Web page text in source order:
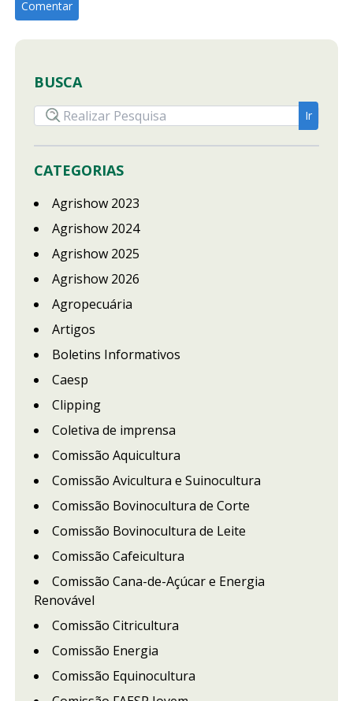
BUSCA
CATEGORIAS
Agrishow 2023
Agrishow 2024
Agrishow 2025
Agrishow 2026
Agropecuária
Artigos
Boletins Informativos
Caesp
Clipping
Coletiva de imprensa
Comissão Aquicultura
Comissão Avicultura e Suinocultura
Comissão Bovinocultura de Corte
Comissão Bovinocultura de Leite
Comissão Cafeicultura
Comissão Cana-de-Açúcar e Energia
Renovável
Comissão Citricultura
Comissão Energia
Comissão Equinocultura